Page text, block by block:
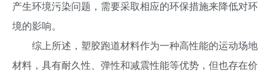
产生环境污染问题，需要采取相应的环保措施来降低对环
境的影响。
综上所述，塑胶跑道材料作为一种高性能的运动场地
材料，具有耐久性、弹性和减震性能等优势，但也存在价